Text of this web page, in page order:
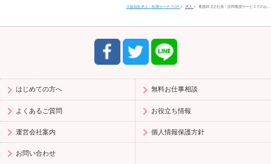
大阪府松原市上田1丁目4-2 富士ビル松原1 201号室
電話番号
0120-958-520
9:30〜17:30（平日）
大阪福祉求人・転職サーチ TOP 求人 看護師【正社員：訪問看護サービスでのお…
はじめての方へ 無料お仕事相談
よくあるご質問 お役立ち情報
運営会社案内 個人情報保護方針
お問い合わせ